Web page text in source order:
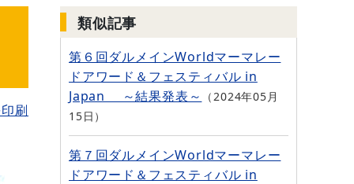
刷
類似記事
第６回ダルメインWorldマーマレー
ドアワード＆フェスティバル in
Japan ～結果発表～
2024年05月
15日
第７回ダルメインWorldマーマレー
ドアワード＆フェスティバル in